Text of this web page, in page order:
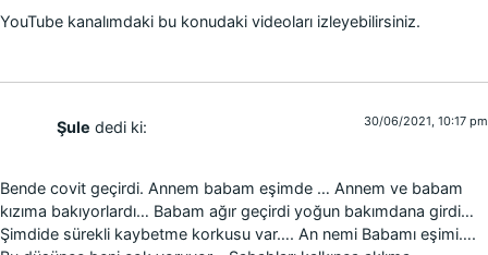
YouTube kanalımdaki bu konudaki videoları izleyebilirsiniz.
Şule dedi ki: 30/06/2021, 10:17 pm
Bende covit geçirdi. Annem babam eşimde … Annem ve babam
kızıma bakıyorlardı… Babam ağır geçirdi yoğun bakımdana girdi…
Şimdide sürekli kaybetme korkusu var…. An nemi Babamı eşimi….